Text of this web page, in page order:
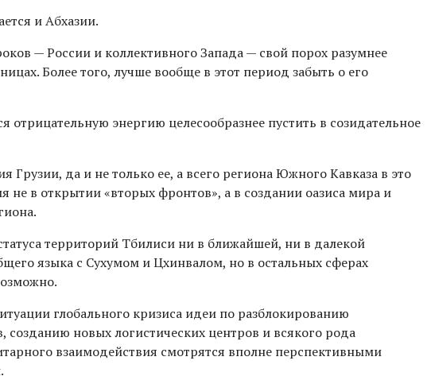
и Абхазии.
— России и коллективного Запада — свой порох разумнее
Более того, лучше вообще в этот период забыть о его
отрицательную энергию целесообразнее пустить в созидательное
Грузии, да и не только ее, а всего региона Южного Кавказа в это
не в открытии «вторых фронтов», а в создании оазиса мира и
территорий Тбилиси ни в ближайшей, ни в далекой
языка с Сухумом и Цхинвалом, но в остальных сферах
глобального кризиса идеи по разблокированию
новых логистических центров и всякого рода
взаимодействия смотрятся вполне перспективными